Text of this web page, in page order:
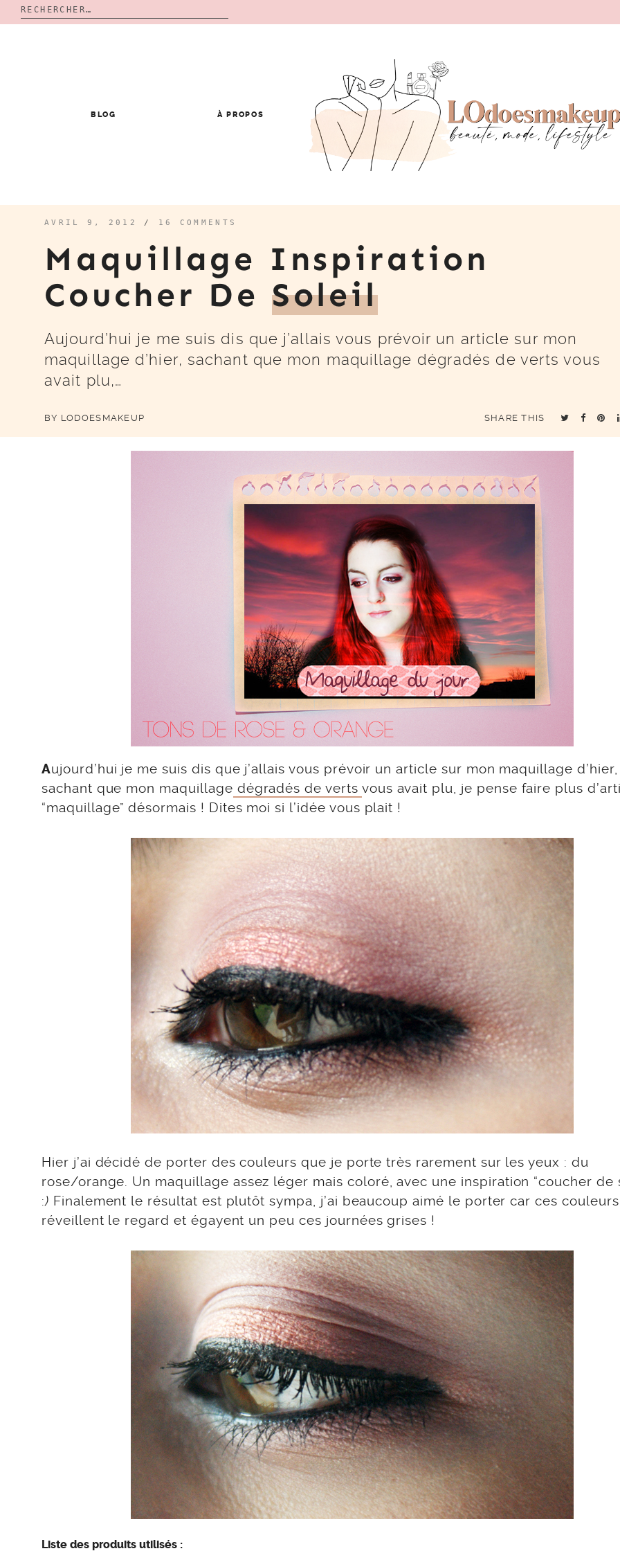
Rechercher :
BLOG À PROPOS
AVRIL 9, 2012 / 16 COMMENTS
Maquillage Inspiration
Coucher De Soleil
Aujourd’hui je me suis dis que j’allais vous prévoir un article sur mon
maquillage d’hier, sachant que mon maquillage dégradés de verts vous
avait plu,…
BY LODOESMAKEUP SHARE THIS
Aujourd’hui je me suis dis que j’allais vous prévoir un article sur mon maquillage d’hier,
sachant que mon maquillage dégradés de verts vous avait plu, je pense faire plus
“maquillage” désormais ! Dites moi si l’idée vous plait !
Hier j’ai décidé de porter des couleurs que je porte très rarement sur les yeux : du
rose/orange. Un maquillage assez léger mais coloré, avec une inspiration “coucher de
:) Finalement le résultat est plutôt sympa, j’ai beaucoup aimé le porter car ces couleurs
réveillent le regard et égayent un peu ces journées grises !
Liste des produits utilisés :